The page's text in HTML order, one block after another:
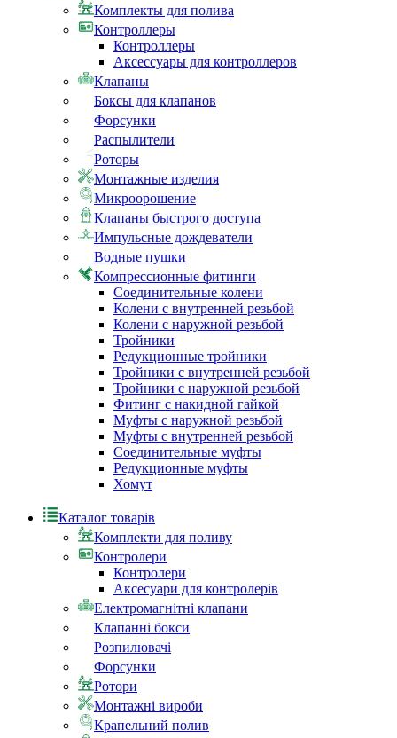
Комплекты для полива
Контроллеры
Контроллеры
Аксессуары для контроллеров
Клапаны
Боксы для клапанов
Форсунки
Распылители
Роторы
Монтажные изделия
Микроорошение
Клапаны быстрого доступа
Импульсные дождеватели
Водные пушки
Компрессионные фитинги
Соединительные колени
Колени с внутренней резьбой
Колени с наружной резьбой
Тройники
Редукционные тройники
Тройники с внутренней резьбой
Тройники с наружной резьбой
Фитинг с накидной гайкой
Муфты с наружной резьбой
Муфты с внутренней резьбой
Соединительные муфты
Редукционные муфты
Хомут
Каталог товарів
Комплекти для поливу
Контролери
Контролери
Аксесуари для контролерів
Електромагнітні клапани
Клапанні бокси
Розпилювачі
Форсунки
Ротори
Монтажні вироби
Крапельний полив